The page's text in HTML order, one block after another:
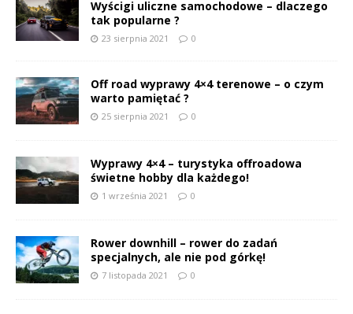
Wyścigi uliczne samochodowe – dlaczego
tak popularne ?
23 sierpnia 2021 0
Off road wyprawy 4×4 terenowe – o czym
warto pamiętać ?
25 sierpnia 2021 0
Wyprawy 4×4 – turystyka offroadowa
świetne hobby dla każdego!
1 września 2021 0
Rower downhill – rower do zadań
specjalnych, ale nie pod górkę!
7 listopada 2021 0